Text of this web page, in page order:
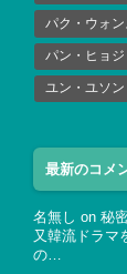
パク・ウォン
パン・ヒョジ
ユン・ユソン
最新のコメ
名無し on 秘
又韓流ドラマ
の…